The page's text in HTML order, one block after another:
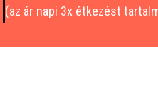
(az ár napi 3x étkezést